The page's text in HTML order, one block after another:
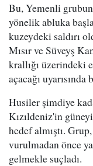
Bu, Yemenli
yönelik abluka
kuzeydeki saldırı
Mısır ve Süveyş
krallığı üzerindeki
açacağı uyarısında
Husiler şimdiye
Kızıldeniz'in
hedef almıştı.
vurulmadan önce
gelmekle suçladı.